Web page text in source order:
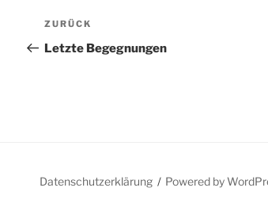
Beitragsnavigation
Vorheriger
Beitrag
ZURÜCK
Letzte Begegnungen
Datenschutzerklärung Powered by